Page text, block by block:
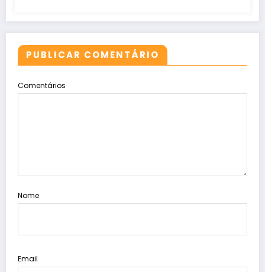
PUBLICAR COMENTÁRIO
Comentários
Nome
Email